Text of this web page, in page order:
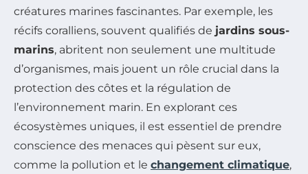
créatures marines fascinantes. Par exemple, les
récifs coralliens, souvent qualifiés de jardins sous-
marins, abritent non seulement une multitude
d’organismes, mais jouent un rôle crucial dans la
protection des côtes et la régulation de
l’environnement marin. En explorant ces
écosystèmes uniques, il est essentiel de prendre
conscience des menaces qui pèsent sur eux,
comme la pollution et le changement climatique,